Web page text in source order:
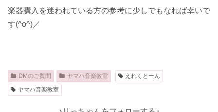
楽器購入を迷われている方の参考に少しでもなれば幸いで
す(^o^)／
DMのご質問 ヤマハ音楽教室
えれくとーん
ヤマハ音楽教室